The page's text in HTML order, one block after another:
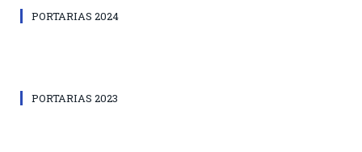
PORTARIAS 2024
PORTARIAS 2023